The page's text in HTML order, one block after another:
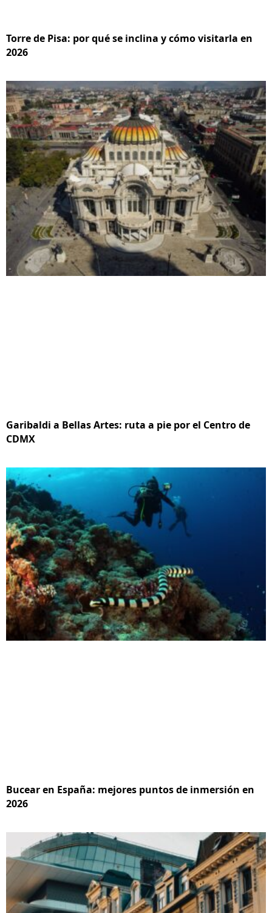
Torre de Pisa: por qué se inclina y cómo visitarla en
2026
Garibaldi a Bellas Artes: ruta a pie por el Centro de
CDMX
Bucear en España: mejores puntos de inmersión en
2026